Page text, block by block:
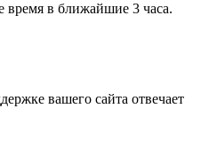
время в ближайшие 3 часа.
вашего сайта отвечает